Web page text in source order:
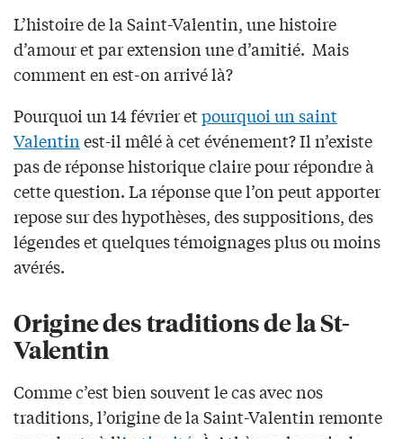
L’histoire de la Saint-Valentin, une histoire
d’amour et par extension une d’amitié. Mais
comment en est-on arrivé là?
Pourquoi un 14 février etpourquoi un saint
Valentinest-il mêlé à cet événement? Il n’existe
pas de réponse historique claire pour répondre à
cette question. La réponse que l’on peut apporter
repose sur des hypothèses, des suppositions, des
légendes et quelques témoignages plus ou moins
avérés.
Origine des traditions de la St-
Valentin
Comme c’est bien souvent le cas avec nos
traditions, l’origine de la Saint-Valentin remonte